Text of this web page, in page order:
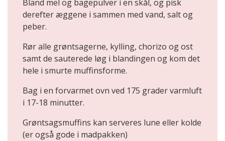
Bland mel og bagepulver i en skål, og pisk
derefter æggene i sammen med vand, salt og
peber.
Rør alle grøntsagerne, kylling, chorizo og ost
samt de sauterede løg i blandingen og kom det
hele i smurte muffinsforme.
Bag i en forvarmet ovn ved 175 grader varmluft
i 17-18 minutter.
Grøntsagsmuffins kan serveres lune eller kolde
(er også gode i madpakken)